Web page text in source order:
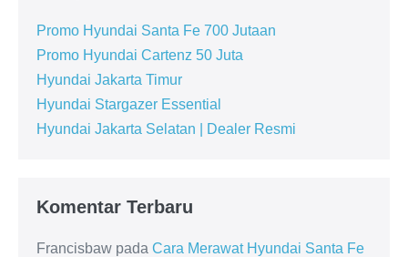
Promo Hyundai Santa Fe 700 Jutaan
Promo Hyundai Cartenz 50 Juta
Hyundai Jakarta Timur
Hyundai Stargazer Essential
Hyundai Jakarta Selatan | Dealer Resmi
Komentar Terbaru
Francisbaw pada Cara Merawat Hyundai Santa Fe